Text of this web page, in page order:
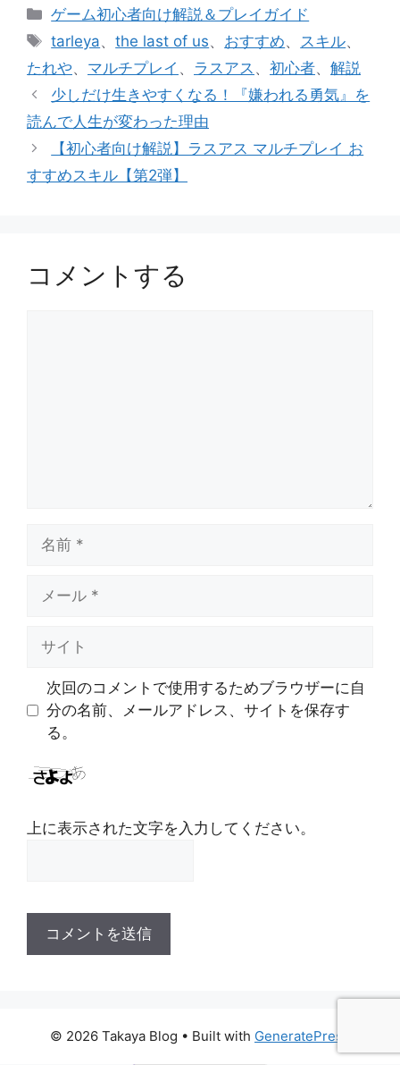
カ
テ
リ
ー
ゲーム初心者向け解説＆プレイガイド
タ
グ
tarleya、the last of us、 おすすめ、 スキル、
たれや、 マルチプレイ 、 ラスアス 、 初心者、 解説
少しだけ生きやすくなる！『嫌われる勇気』を
読んで人生が変わった理由
【初心者向け解説】ラスアス マルチプレイ お
すすめスキル【第2弾】
コメントする
次回のコメントで使用するためブラウザーに自
分の名前、メールアドレス、サイトを保存す
る。
上に表示された文字を入力してください。
© 2026 Takaya Blog • Built with GeneratePress